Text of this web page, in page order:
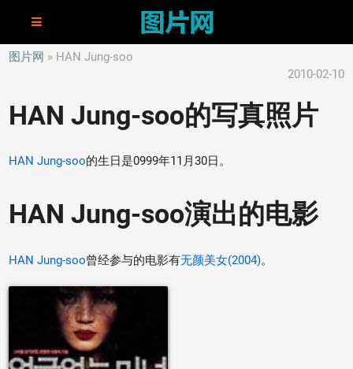
图片网
HAN Jung-soo
2010-02-10
HAN Jung-soo的写真照片
HAN Jung-soo的生日是0999年11月30日。
HAN Jung-soo演出的电影
HAN Jung-soo曾经参与的电影有无颜美女(2004)。